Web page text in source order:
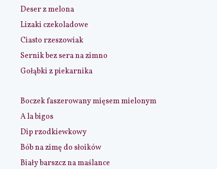
Deser z melona
Lizaki czekoladowe
Ciasto rzeszowiak
Sernik bez sera na zimno
Gołąbki z piekarnika
Boczek faszerowany mięsem mielonym
A la bigos
Dip rzodkiewkowy
Bób na zimę do słoików
Biały barszcz na maślance